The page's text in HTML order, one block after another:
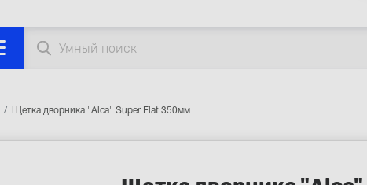
Щетка дворника "Alca" Super Flat 350мм